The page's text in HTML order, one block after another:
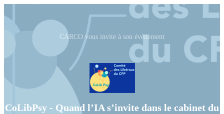
CARCO vous invite à son événement
CoLibPsy - Quand l’IA s’invite dans le cabinet du